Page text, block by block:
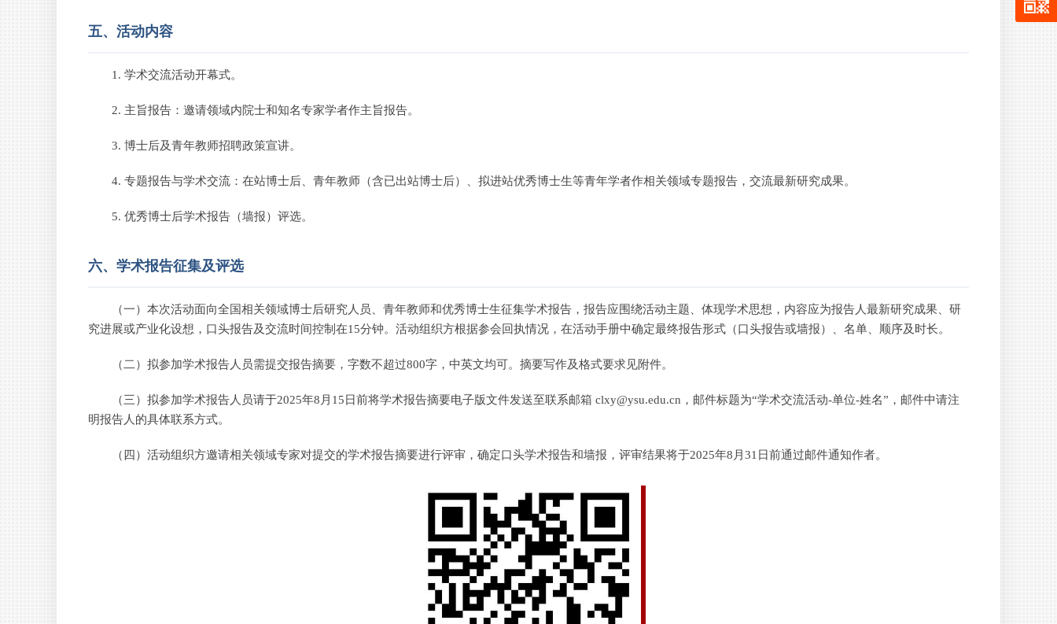
五、活动内容
1. 学术交流活动开幕式。
2. 主旨报告：邀请领域内院士和知名专家学者作主旨报告。
3. 博士后及青年教师招聘政策宣讲。
4. 专题报告与学术交流：在站博士后、青年教师（含已出站博士后）、拟进站优秀博士生等青年学者作相关领域专题报告，交流最新研究成果。
5. 优秀博士后学术报告（墙报）评选。
六、学术报告征集及评选
（一）本次活动面向全国相关领域博士后研究人员、青年教师和优秀博士生征集学术报告，报告应围绕活动主题、体现学术思想，内容应为报告人最新研究成果、研
究进展或产业化设想，口头报告及交流时间控制在15分钟。活动组织方根据参会回执情况，在活动手册中确定最终报告形式（口头报告或墙报）、名单、顺序及时长。
（二）拟参加学术报告人员需提交报告摘要，字数不超过800字，中英文均可。摘要写作及格式要求见附件。
（三）拟参加学术报告人员请于2025年8月15日前将学术报告摘要电子版文件发送至联系邮箱 clxy@ysu.edu.cn，邮件标题为“学术交流活动-单位-姓名”，邮件中请注
明报告人的具体联系方式。
（四）活动组织方邀请相关领域专家对提交的学术报告摘要进行评审，确定口头学术报告和墙报，评审结果将于2025年8月31日前通过邮件通知作者。